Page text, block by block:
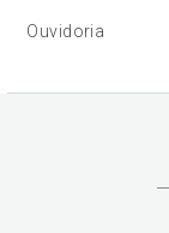
Ouvidoria